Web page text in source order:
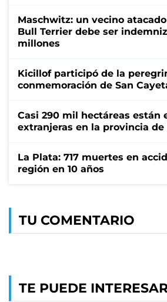
Maschwitz: un vecino
Bull Terrier debe ser
millones
Kicillof participó de la
conmemoración de San
Casi 290 mil hectáreas están
extranjeras en la provincia de
La Plata: 717 muertes en
región en 10 años
TU COMENTARIO
TE PUEDE